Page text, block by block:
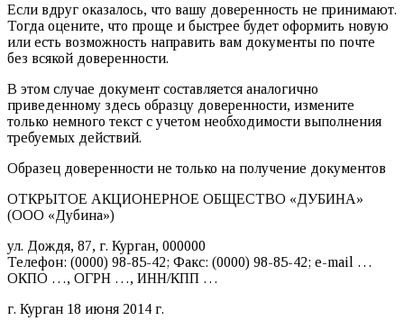
Если вдруг оказалось, что вашу доверенность не принимают.
Тогда оцените, что проще и быстрее будет оформить новую
или есть возможность направить вам документы по почте
без всякой доверенности.
В этом случае документ составляется аналогично
приведенному здесь образцу доверенности, измените
только немного текст с учетом необходимости выполнения
требуемых действий.
Образец доверенности не только на получение документов
ОТКРЫТОЕ АКЦИОНЕРНОЕ ОБЩЕСТВО «ДУБИНА»
(ООО «Дубина»)
ул. Дождя, 87, г. Курган, 000000
Телефон: (0000) 98-85-42; Факс: (0000) 98-85-42; e-mail …
ОКПО …, ОГРН …, ИНН/КПП …
г. Курган 18 июня 2014 г.